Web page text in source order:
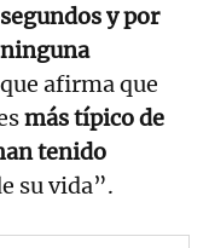
y por
afirma que
más típico de
tenido
su vida”.